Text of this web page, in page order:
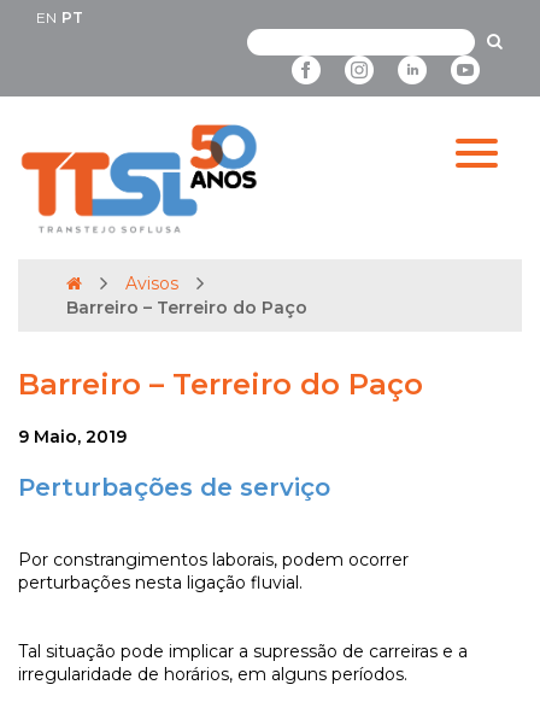
EN PT
Avisos
Barreiro – Terreiro do Paço
Barreiro – Terreiro do Paço
9 Maio, 2019
Perturbações de serviço
Por constrangimentos laborais, podem ocorrer
perturbações nesta ligação fluvial.
Tal situação pode implicar a supressão de carreiras e a
irregularidade de horários, em alguns períodos.